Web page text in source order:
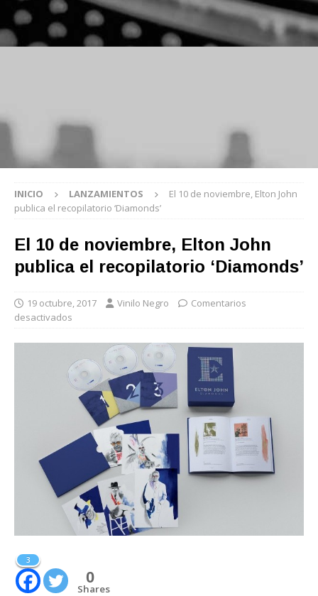
INICIO LANZAMIENTOS
El 10 de noviembre, Elton John
publica el recopilatorio ‘Diamonds’
El 10 de noviembre, Elton John
publica el recopilatorio ‘Diamonds’
19 octubre, 2017 Vinilo Negro
Comentarios
desactivados
3
0
Shares